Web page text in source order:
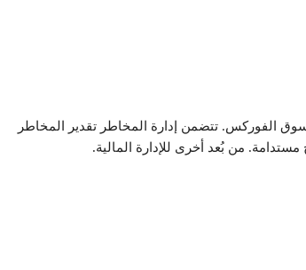
الفوركس. تتضمن إدارة المخاطر تقدير المخاطر
من بُعد أخرى للإدارة المالية.